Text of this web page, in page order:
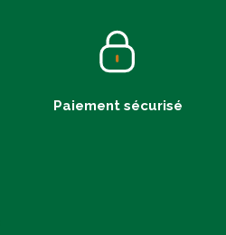
Paiement sécurisé